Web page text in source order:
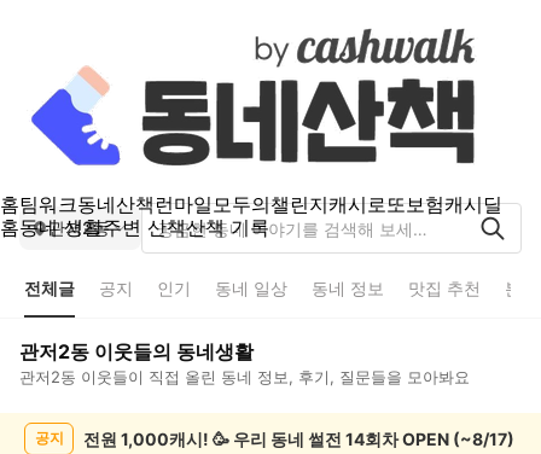
홈팀워크동네산책런마일모두의챌린지캐시로또보험캐시딜
홈동네 생활주변 산책산책 기록
관저2동
전체글 공지 인기 동네 일상 동네 정보 맛집 추천 분
관저2동 이웃들의 동네생활
관저2동 이웃들이 직접 올린 동네 정보, 후기, 질문들을 모아봐요
공지 전원 1,000캐시! 🥳 우리 동네 썰전 14회차 OPEN (~8/17)